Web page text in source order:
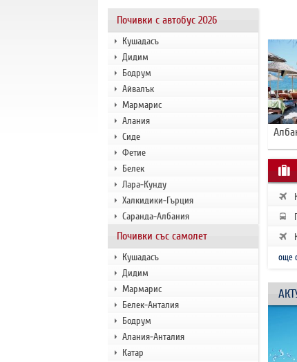
Почивки с автобус 2026
Кушадасъ
Дидим
Бодрум
Айвалък
Мармарис
Алания
Сиде
Фетие
Белек
Лара-Кунду
Халкидики-Гърция
Саранда-Албания
Почивки със самолет
Кушадасъ
Дидим
Мармарис
Белек-Анталия
Бодрум
Алания-Анталия
Катар
още